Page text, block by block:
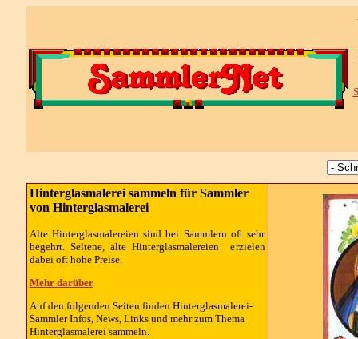
Hinterglasmalerei sammeln für Sammler
von Hinterglasmalerei
Alte Hinterglasmalereien sind bei Sammlern oft sehr
begehrt. Seltene, alte Hinterglasmalereien erzielen
dabei oft hohe Preise.
Mehr darüber
Auf den folgenden Seiten finden Hinterglasmalerei-
Sammler Infos, News, Links und mehr zum Thema
Hinterglasmalerei sammeln.